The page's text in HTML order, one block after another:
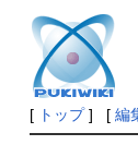
[ トップ] [ 編